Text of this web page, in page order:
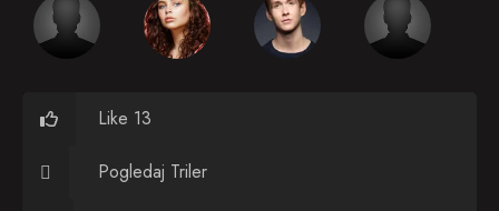
Like 13
Pogledaj Triler